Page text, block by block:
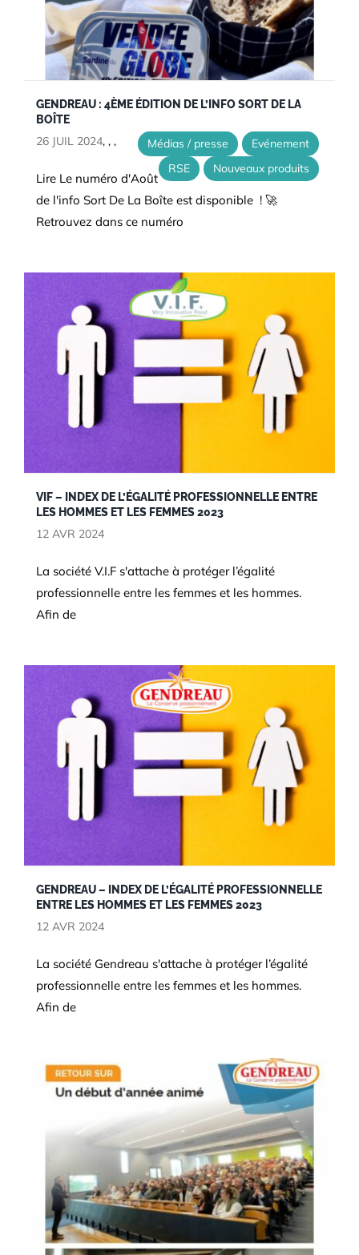
GENDREAU : 4ÈME ÉDITION DE L’INFO SORT DE LA
BOÎTE
26 JUIL 2024 Evénement
, Médias / presse
,
Nouveaux produits
,
RSE
Lire Le numéro d'Août
de l'info Sort De La Boîte est disponible ! 🚀
Retrouvez dans ce numéro
VIF – INDEX DE L’ÉGALITÉ PROFESSIONNELLE ENTRE
LES HOMMES ET LES FEMMES 2023
12 AVR 2024
La société V.I.F s'attache à protéger l’égalité
professionnelle entre les femmes et les hommes.
Afin de
GENDREAU – INDEX DE L’ÉGALITÉ PROFESSIONNELLE
ENTRE LES HOMMES ET LES FEMMES 2023
12 AVR 2024
La société Gendreau s'attache à protéger l’égalité
professionnelle entre les femmes et les hommes.
Afin de